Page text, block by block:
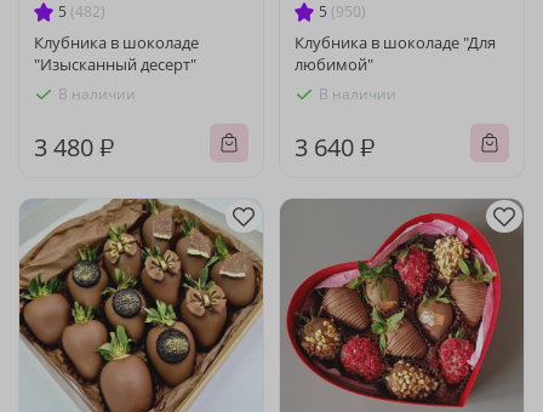
5 (482)
Клубника в шоколаде
"Изысканный десерт"
В наличии
3 480 ₽
5 (950)
Клубника в шоколаде "Для
любимой"
В наличии
3 640 ₽